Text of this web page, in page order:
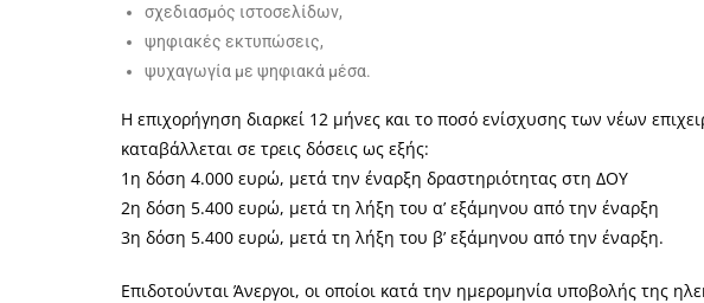
σχεδιασμός ιστοσελίδων,
ψηφιακές εκτυπώσεις,
ψυχαγωγία με ψηφιακά μέσα.
Η επιχορήγηση διαρκεί 12 μήνες και το ποσό ενίσχυσης των νέων
καταβάλλεται σε τρεις δόσεις ως εξής:
1η δόση 4.000 ευρώ, μετά την έναρξη δραστηριότητας στη ΔΟΥ
2η δόση 5.400 ευρώ, μετά τη λήξη του α’ εξάμηνου από την έναρξη
3η δόση 5.400 ευρώ, μετά τη λήξη του β’ εξάμηνου από την έναρξη.
Επιδοτούνται Άνεργοι, οι οποίοι κατά την ημερομηνία υποβολής της